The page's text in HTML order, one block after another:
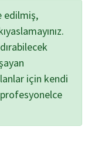
edilmiş,
için kendi